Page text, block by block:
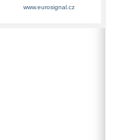
www.eurosignal.cz